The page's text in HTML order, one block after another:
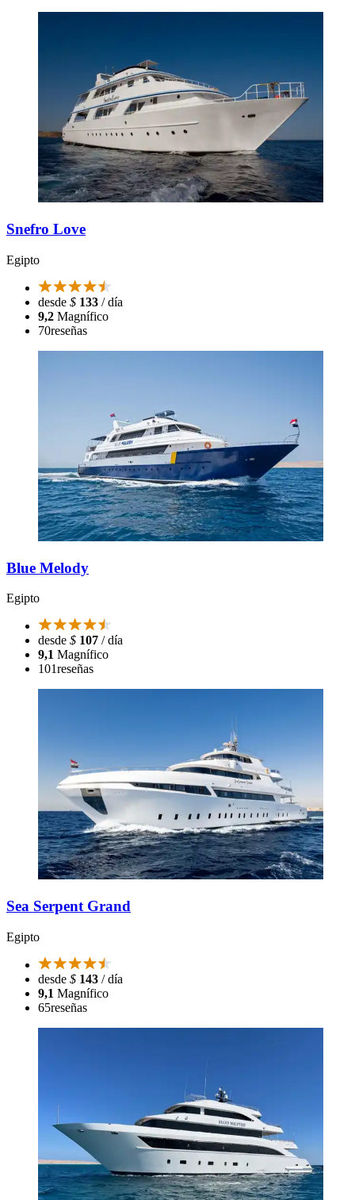
Snefro Love
Egipto
desde $ 133 / día
9,2 Magnífico
70reseñas
Blue Melody
Egipto
desde $ 107 / día
9,1 Magnífico
101reseñas
Sea Serpent Grand
Egipto
desde $ 143 / día
9,1 Magnífico
65reseñas